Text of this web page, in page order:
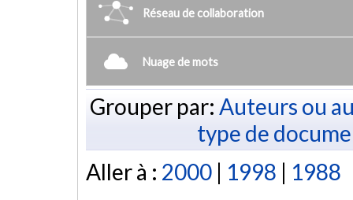
Réseau de collaboration
Nuage de mots
Grouper par: Auteurs ou
type de
Aller à : 2000 | 1998 | 1988